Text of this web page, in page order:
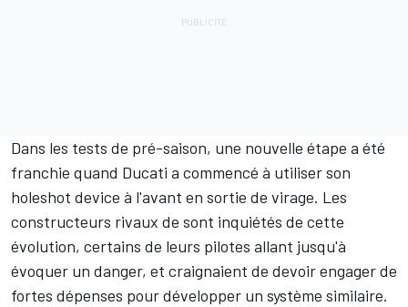
Dans les tests de pré-saison, une nouvelle étape a été
franchie quand Ducati a commencé à utiliser son
holeshot device à l'avant en sortie de virage. Les
constructeurs rivaux de sont inquiétés de cette
évolution, certains de leurs pilotes allant jusqu'à
évoquer un danger, et craignaient de devoir engager de
fortes dépenses pour développer un système similaire.